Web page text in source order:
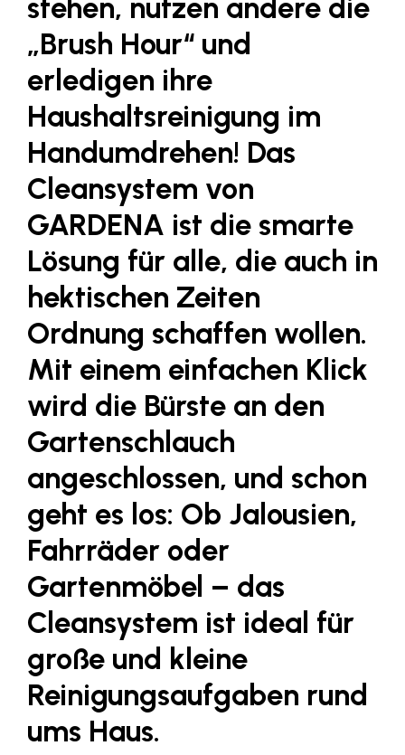
Die Menü-Manufaktur
MTH Retail Group
OMV
OptimaMed
PAGRO
PHH Rechtsanwält:innen
Primark
Salesforce
SERVICE&MORE
SKINUANCE®
Somfy
Sony DADC
SPIEGLTEC
STIHL Tirol
Trend Micro
TAG GmbH
Verband Druck Medien Österreich
Wirtschaftskammer Salzburg
stehen, nutzen andere die
„Brush Hour“ und
erledigen ihre
Haushaltsreinigung im
Handumdrehen! Das
Cleansystem von
GARDENA ist die smarte
Lösung für alle, die auch in
hektischen Zeiten
Ordnung schaffen wollen.
Mit einem einfachen Klick
wird die Bürste an den
Gartenschlauch
angeschlossen, und schon
geht es los: Ob Jalousien,
Fahrräder oder
Gartenmöbel – das
Cleansystem ist ideal für
große und kleine
Reinigungsaufgaben rund
ums Haus.